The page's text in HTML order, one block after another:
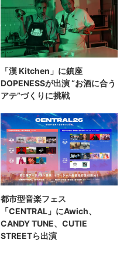
「漢 Kitchen」に鎮座
DOPENESSが出演 “お酒に合う
アテ”づくりに挑戦
都市型音楽フェス
「CENTRAL」にAwich、
CANDY TUNE、CUTIE
STREETら出演